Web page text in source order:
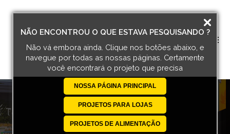
NÃO ENCONTROU O QUE ESTAVA PESQUISANDO ?
Não vá embora ainda. Clique nos botões abaixo, e
navegue por todas as nossas páginas. Certamente
você encontrará o projeto que precisa
NOSSA PÁGINA PRINCIPAL
PROJETOS PARA LOJAS
PROJETOS DE ALIMENTAÇÃO